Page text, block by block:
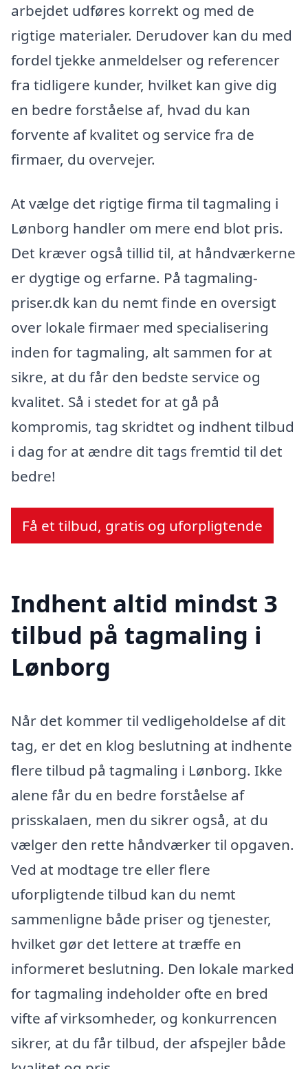
arbejdet udføres korrekt og med de
rigtige materialer. Derudover kan du med
fordel tjekke anmeldelser og referencer
fra tidligere kunder, hvilket kan give dig
en bedre forståelse af, hvad du kan
forvente af kvalitet og service fra de
firmaer, du overvejer.
At vælge det rigtige firma til tagmaling i
Lønborg handler om mere end blot pris.
Det kræver også tillid til, at håndværkerne
er dygtige og erfarne. På tagmaling-
priser.dk kan du nemt finde en oversigt
over lokale firmaer med specialisering
inden for tagmaling, alt sammen for at
sikre, at du får den bedste service og
kvalitet. Så i stedet for at gå på
kompromis, tag skridtet og indhent tilbud
i dag for at ændre dit tags fremtid til det
bedre!
Få et tilbud, gratis og uforpligtende
Indhent altid mindst 3
tilbud på tagmaling i
Lønborg
Når det kommer til vedligeholdelse af dit
tag, er det en klog beslutning at indhente
flere tilbud på tagmaling i Lønborg. Ikke
alene får du en bedre forståelse af
prisskalaen, men du sikrer også, at du
vælger den rette håndværker til opgaven.
Ved at modtage tre eller flere
uforpligtende tilbud kan du nemt
sammenligne både priser og tjenester,
hvilket gør det lettere at træffe en
informeret beslutning. Den lokale marked
for tagmaling indeholder ofte en bred
vifte af virksomheder, og konkurrencen
sikrer, at du får tilbud, der afspejler både